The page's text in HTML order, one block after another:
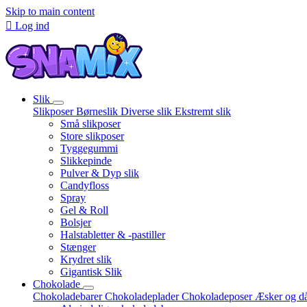
Skip to main content
 Log ind
Slik
SlikposerBørneslik Diverse slik Ekstremt slik
Små slikposer
Store slikposer
Tyggegummi
Slikkepinde
Pulver & Dyp slik
Candyfloss
Spray
Gel & Roll
Bolsjer
Halstabletter & -pastiller
Stænger
Krydret slik
Gigantisk Slik
Chokolade
ChokoladebarerChokoladepladerChokoladeposer Æsker og